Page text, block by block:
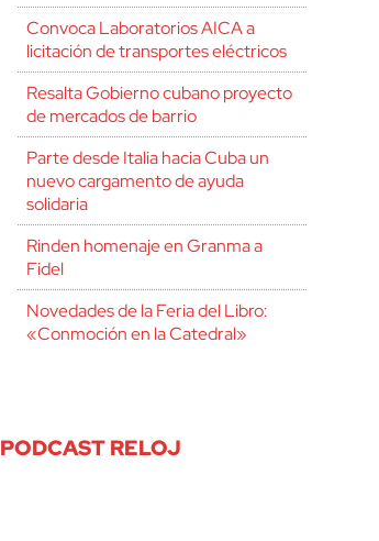
Convoca Laboratorios AICA a
licitación de transportes eléctricos
Resalta Gobierno cubano proyecto
de mercados de barrio
Parte desde Italia hacia Cuba un
nuevo cargamento de ayuda
solidaria
Rinden homenaje en Granma a
Fidel
Novedades de la Feria del Libro:
«Conmoción en la Catedral»
PODCAST RELOJ